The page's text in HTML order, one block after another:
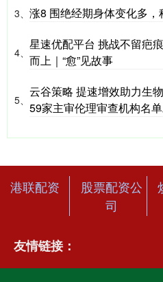
3、 涨8 围绝经期身体变化多
4、
星速优配平台 挑战不留疤
而上｜“愈”见故事
5、
云谷策略 提速增效助力生
59家主审伦理审查机构名
港联配资
股票配资公
司
友情链接：